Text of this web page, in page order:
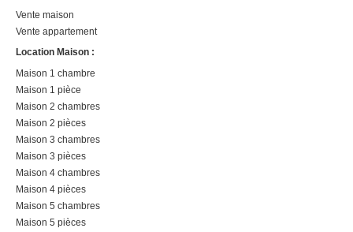
Vente maison
Vente appartement
Location Maison :
Maison 1 chambre
Maison 1 pièce
Maison 2 chambres
Maison 2 pièces
Maison 3 chambres
Maison 3 pièces
Maison 4 chambres
Maison 4 pièces
Maison 5 chambres
Maison 5 pièces